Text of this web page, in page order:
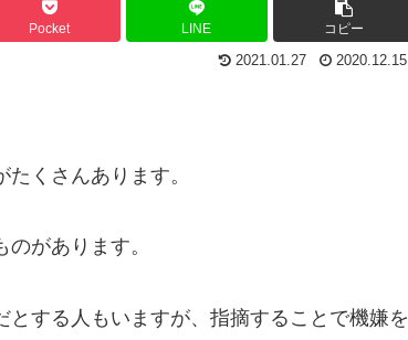
Pocket LINE コピー
2021.01.27 2020.12.15
くさんあります。
があります。
する人もいますが、指摘することで機嫌を